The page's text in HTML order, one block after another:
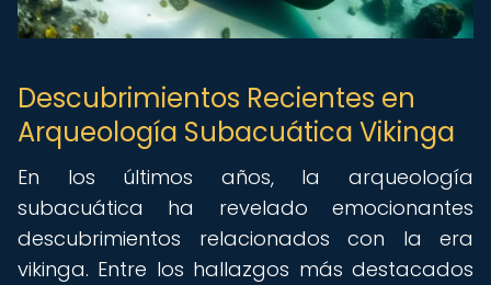
Descubrimientos Recientes en
Arqueología Subacuática Vikinga
En los últimos años, la arqueología
subacuática ha revelado emocionantes
descubrimientos relacionados con la era
vikinga. Entre los hallazgos más destacados